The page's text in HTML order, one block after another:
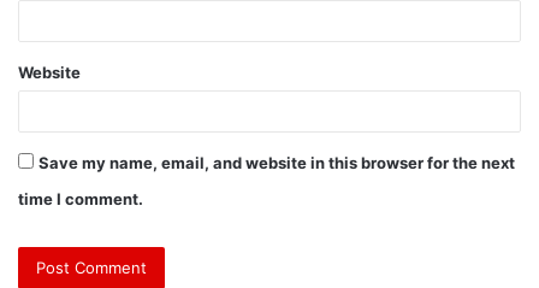
Website
Save my name, email, and website in this browser for the next
time I comment.